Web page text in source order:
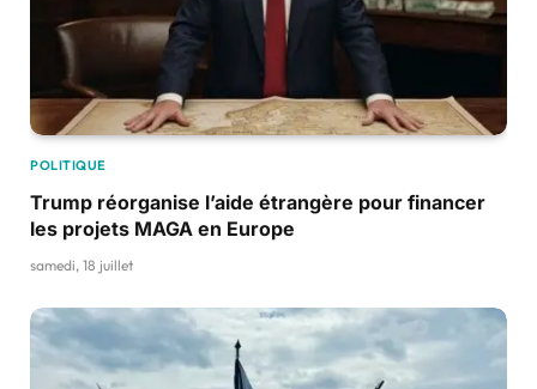
POLITIQUE
Trump réorganise l’aide étrangère pour financer
les projets MAGA en Europe
samedi, 18 juillet